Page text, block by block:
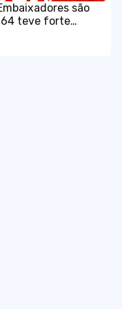
são
64 teve forte
o
na